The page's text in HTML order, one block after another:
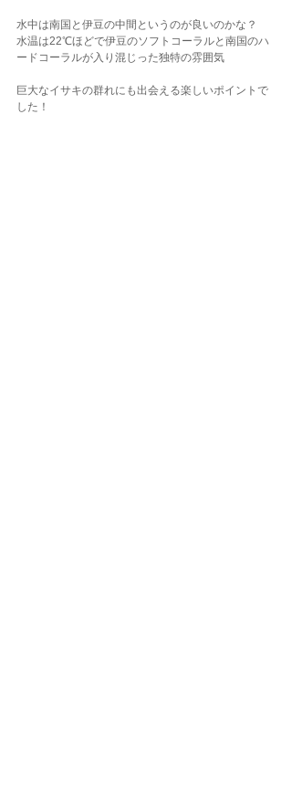
水中は南国と伊豆の中間というのが良いのかな？
水温は22℃ほどで伊豆のソフトコーラルと南国のハ
ードコーラルが入り混じった独特の雰囲気
巨大なイサキの群れにも出会える楽しいポイントで
した！